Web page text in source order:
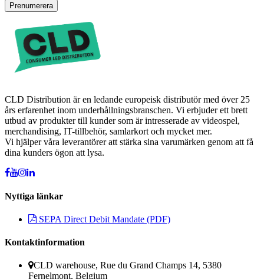
Prenumerera
CLD Distribution är en ledande europeisk distributör med över 25
års erfarenhet inom underhållningsbranschen. Vi erbjuder ett brett
utbud av produkter till kunder som är intresserade av videospel,
merchandising, IT-tillbehör, samlarkort och mycket mer.
Vi hjälper våra leverantörer att stärka sina varumärken genom att få
dina kunders ögon att lysa.
Nyttiga länkar
SEPA Direct Debit Mandate (PDF)
Kontaktinformation
CLD warehouse, Rue du Grand Champs 14, 5380
Fernelmont, Belgium